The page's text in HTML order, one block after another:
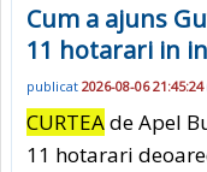
Cum a ajuns
11 hotarari in
publicat 2026-08-06 21:45:24
CURTEAde Apel
11 hotarari